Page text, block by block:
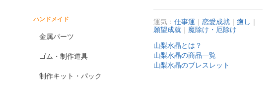
ハンドメイド
金属パーツ
ゴム・制作道具
制作キット・パック
運気：仕事運 ｜恋愛成就 ｜癒し
願望成就
魔除け・厄除け
山梨水晶とは？
山梨水晶の商品一覧
山梨水晶のブレスレット